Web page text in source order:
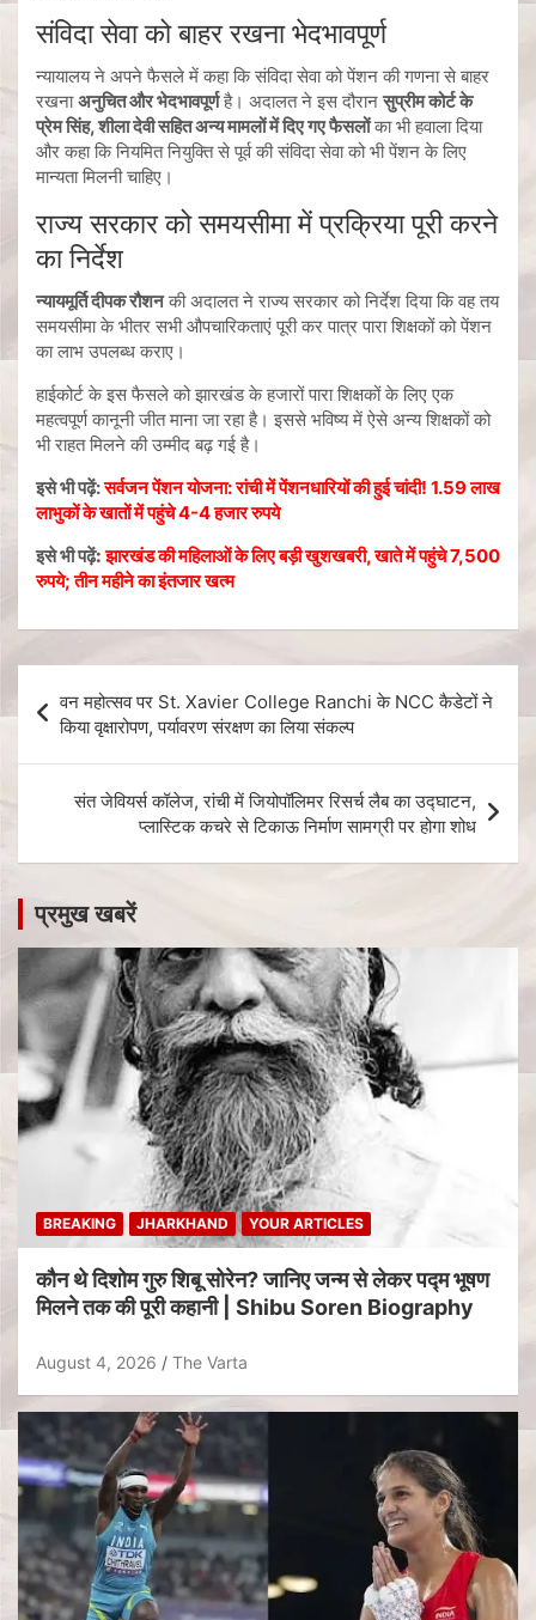
संविदा सेवा को बाहर रखना भेदभावपूर्ण
न्यायालय ने अपने फैसले में कहा कि संविदा सेवा को पेंशन की गणना से बाहर
रखनाअनुचित और भेदभावपूर्णहै। अदालत ने इस दौरानसुप्रीम कोर्ट के
प्रेम सिंह, शीला देवी सहित अन्य मामलों में दिए गए फैसलोंका भी हवाला दिया
और कहा कि नियमित नियुक्ति से पूर्व की संविदा सेवा को भी पेंशन के लिए
मान्यता मिलनी चाहिए।
राज्य सरकार को समयसीमा में प्रक्रिया पूरी करने
का निर्देश
न्यायमूर्ति दीपक रौशनकी अदालत ने राज्य सरकार को निर्देश दिया कि वह तय
समयसीमा के भीतर सभी औपचारिकताएं पूरी कर पात्र पारा शिक्षकों को पेंशन
का लाभ उपलब्ध कराए।
हाईकोर्ट के इस फैसले को झारखंड के हजारों पारा शिक्षकों के लिए एक
महत्वपूर्ण कानूनी जीत माना जा रहा है। इससे भविष्य में ऐसे अन्य शिक्षकों को
भी राहत मिलने की उम्मीद बढ़ गई है।
इसे भी पढ़ें:सर्वजन पेंशन योजना: रांची में पेंशनधारियों की हुई चांदी! 1.59 लाख
लाभुकों के खातों में पहुंचे 4-4 हजार रुपये
इसे भी पढ़ें:झारखंड की महिलाओं के लिए बड़ी खुशखबरी, खाते में पहुंचे 7,500
रुपये; तीन महीने का इंतजार खत्म
वन महोत्सव पर St. Xavier College Ranchi के NCC कैडेटों ने
किया वृक्षारोपण, पर्यावरण संरक्षण का लिया संकल्प
संत जेवियर्स कॉलेज, रांची में जियोपॉलिमर रिसर्च लैब का उद्घाटन,
प्लास्टिक कचरे से टिकाऊ निर्माण सामग्री पर होगा शोध
प्रमुख खबरें
BREAKING JHARKHAND YOUR ARTICLES
कौन थे दिशोम गुरु शिबू सोरेन? जानिए जन्म से लेकर पद्म भूषण
मिलने तक की पूरी कहानी | Shibu Soren Biography
August 4, 2026 The Varta